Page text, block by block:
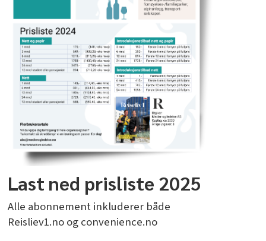
Last ned prisliste 2025
Alle abonnement inkluderer både
Reisliev1.no og convenience.no